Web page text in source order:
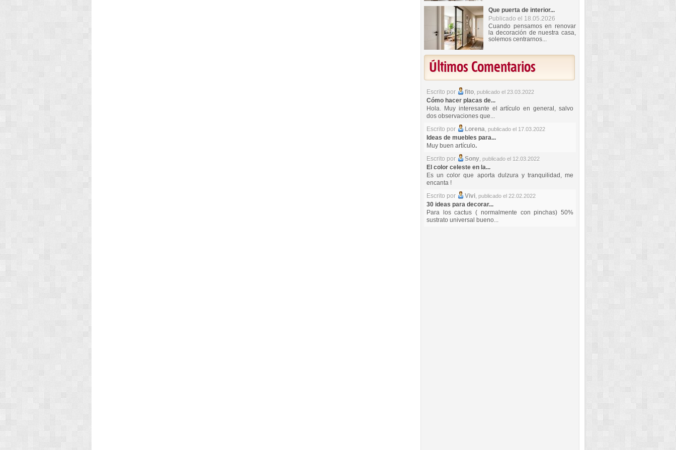
Que puerta de interior...
Publicado el 18.05.2026
Cuando pensamos en renovar
la decoración de nuestra casa,
solemos centrarnos...
Últimos Comentarios
Escrito por fito, publicado el 23.03.2022
Cómo hacer placas de...
Hola. Muy interesante el artículo en general, salvo
dos observaciones que...
Escrito por
Lorena, publicado el 17.03.2022
Ideas de muebles para...
Muy buen artículo.
Escrito por
Sony, publicado el 12.03.2022
El color celeste en la...
Es un color que aporta dulzura y tranquilidad, me
encanta !
Escrito por
Vivi, publicado el 22.02.2022
30 ideas para decorar...
Para los cactus ( normalmente con pinchas) 50%
sustrato universal bueno...